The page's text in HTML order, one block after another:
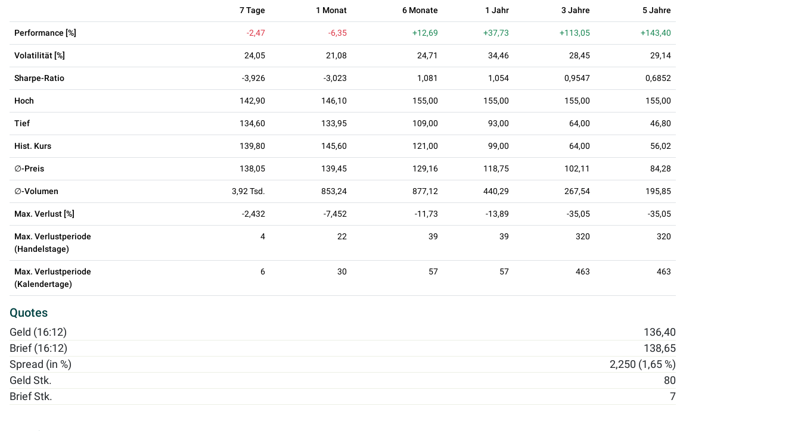
7 Tage 1 Monat 6 Monate 1 Jahr 3 Jahre 5 Jahre
Performance [%] -2,47 -6,35 +12,69 +37,73 +113,05 +143,40
Volatilität [%] 24,05 21,08 24,71 34,46 28,45 29,14
Sharpe-Ratio -3,926 -3,023 1,081 1,054 0,9547 0,6852
Hoch 142,90 146,10 155,00 155,00 155,00 155,00
Tief 134,60 133,95 109,00 93,00 64,00 46,80
Hist. Kurs 139,80 145,60 121,00 99,00 64,00 56,02
∅-Preis 138,05 139,45 129,16 118,75 102,11 84,28
∅-Volumen 3,92 Tsd. 853,24 877,12 440,29 267,54 195,85
Max. Verlust [%] -2,432 -7,452 -11,73 -13,89 -35,05 -35,05
Max. Verlustperiode
(Handelstage)
4 22 39 39 320 320
Max. Verlustperiode
(Kalendertage)
6 30 57 57 463 463
Quotes
Geld (16:12)
136,40
Brief (16:12)
138,65
Spread (in %)
2,250 (1,65 %)
Geld Stk.
80
Brief Stk.
7